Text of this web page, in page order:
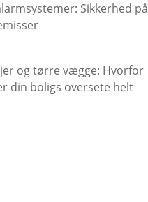
Sikkerhed på
og tørre vægge: Hvorfor
din boligs oversete helt